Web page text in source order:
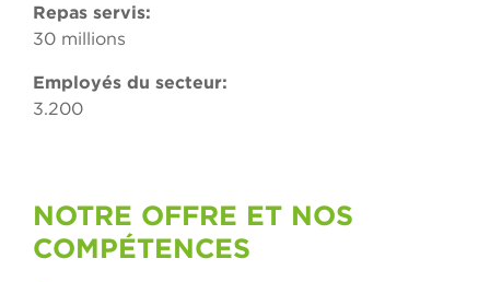
Repas servis:
30 millions
Employés du secteur:
3.200
NOTRE OFFRE ET NOS
COMPÉTENCES